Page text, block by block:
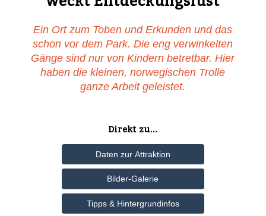
Ein Ort zum Toben und Erkunden und das
schon vor dem Park. Die eng verwinkelten
Gänge sind nur von Kindern betretbar. Hier
haben die kleinen, norwegischen Trolle
ganze Arbeit geleistet.
Direkt zu...
Daten zur Attraktion
Bilder-Galerie
Tipps & Hintergrundinfos